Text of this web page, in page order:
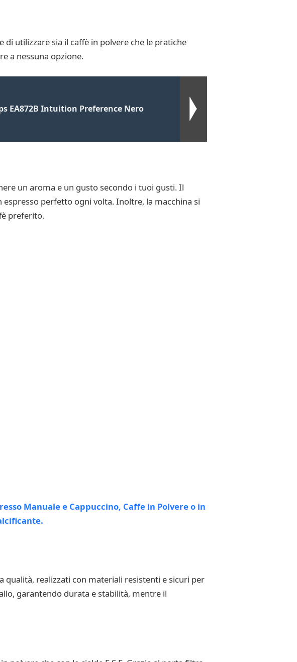
utilizzare sia il caffè in polvere che le pratiche
a nessuna opzione.
EA872B Intuition Preference Nero
un aroma e un gusto secondo i tuoi gusti. Il
perfetto ogni volta. Inoltre, la macchina si
preferito.
qualità, realizzati con materiali resistenti e sicuri per
garantendo durata e stabilità, mentre il